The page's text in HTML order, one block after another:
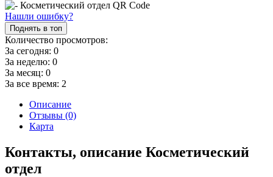
Нашли ошибку?
Поднять в топ
Количество просмотров:
За сегодня: 0
За неделю: 0
За месяц: 0
За все время: 2
Описание
Отзывы (0)
Карта
Контакты, описание Косметический
отдел